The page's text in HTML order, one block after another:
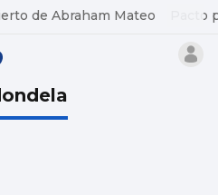
de Abraham Mateo Pacto